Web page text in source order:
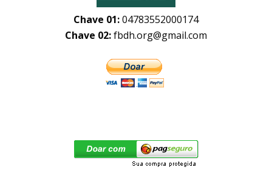
Chave 01:04783552000174
Chave 02:fbdh.org@gmail.com